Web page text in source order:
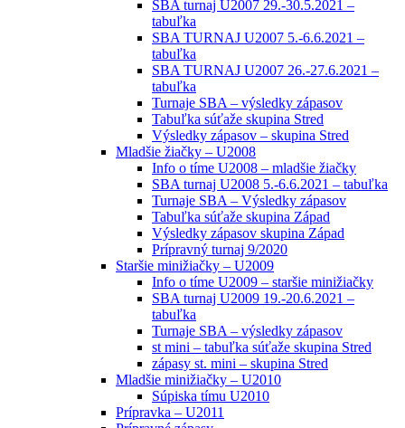
SBA turnaj U2007 29.-30.5.2021 –
tabuľka
SBA TURNAJ U2007 5.-6.6.2021 –
tabuľka
SBA TURNAJ U2007 26.-27.6.2021 –
tabuľka
Turnaje SBA – výsledky zápasov
Tabuľka súťaže skupina Stred
Výsledky zápasov – skupina Stred
Mladšie žiačky – U2008
Info o tíme U2008 – mladšie žiačky
SBA turnaj U2008 5.-6.6.2021 – tabuľka
Turnaje SBA – Výsledky zápasov
Tabuľka súťaže skupina Západ
Výsledky zápasov skupina Západ
Prípravný turnaj 9/2020
Staršie minižiačky – U2009
Info o tíme U2009 – staršie minižiačky
SBA turnaj U2009 19.-20.6.2021 –
tabuľka
Turnaje SBA – výsledky zápasov
st mini – tabuľka súťaže skupina Stred
zápasy st. mini – skupina Stred
Mladšie minižiačky – U2010
Súpiska tímu U2010
Prípravka – U2011